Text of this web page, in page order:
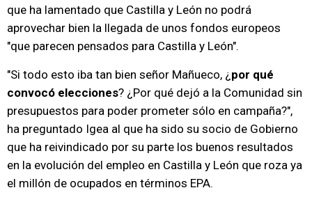
que ha lamentado que Castilla y León no podrá
aprovechar bien la llegada de unos fondos europeos
"que parecen pensados para Castilla y León".
"Si todo esto iba tan bien señor Mañueco, ¿ por qué
convocó elecciones? ¿Por qué dejó a la Comunidad sin
presupuestos para poder prometer sólo en campaña?",
ha preguntado Igea al que ha sido su socio de Gobierno
que ha reivindicado por su parte los buenos resultados
en la evolución del empleo en Castilla y León que roza ya
el millón de ocupados en términos EPA.